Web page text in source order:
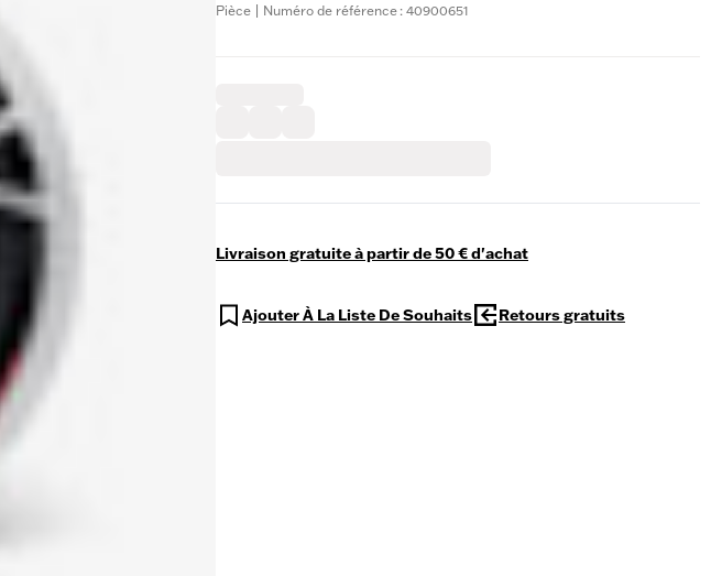
Pièce | Numéro de référence : 40900651
Livraison gratuite à partir de 50 € d'achat
Ajouter À La Liste De Souhaits Retours gratuits